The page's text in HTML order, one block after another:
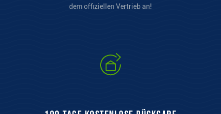
dem offiziellen Vertrieb an!